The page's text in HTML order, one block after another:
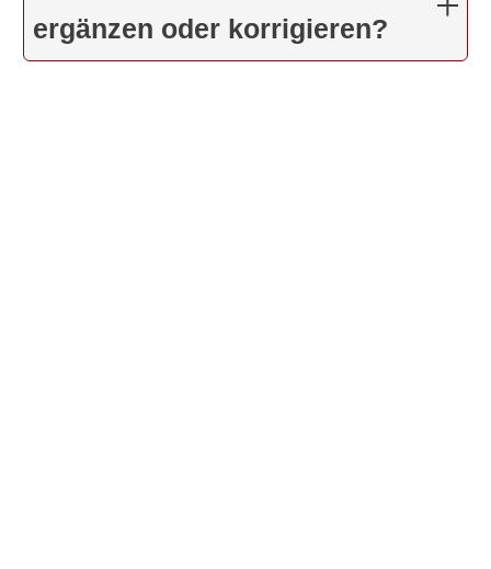
ergänzen oder korrigieren?